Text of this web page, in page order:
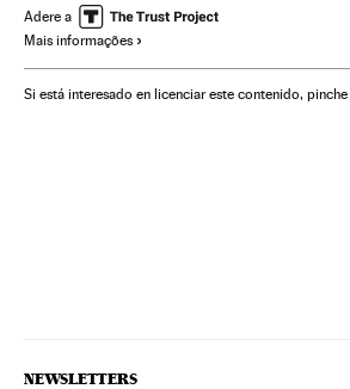
Brasil América do Sul América Latina
América
Adere a
Mais informações
Si está interesado en licenciar este contenido, pinche
NEWSLETTERS